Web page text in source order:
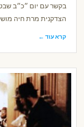
בקשר עם יום ״כ״ב
הצדקנית מרת חיה
קרא עוד ←